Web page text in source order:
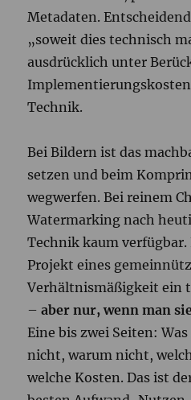
Metadaten.
„soweit dies technisch
ausdrücklich unter
Technik.
Bei Bildern ist das
setzen und beim
wegwerfen. Bei reinem
Watermarking nach
Technik kaum
Projekt eines
Verhältnismäßigkeit ein
–aber nur, wenn man
Eine bis zwei Seiten:
nicht, warum nicht,
welche Kosten. Das ist